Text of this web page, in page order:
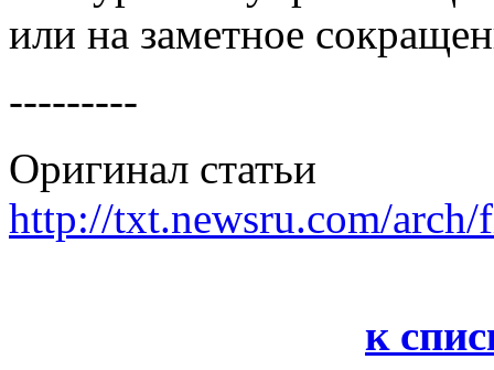
или на заметное
---------
Оригинал статьи
http://txt.newsru.com/
к